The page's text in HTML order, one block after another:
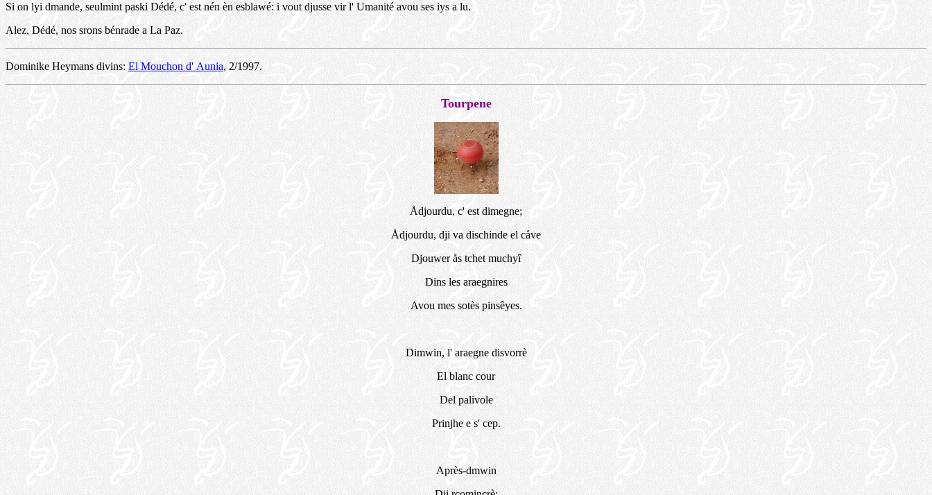
Si on lyi dmande, seulmint paski Dédé, c' est nén èn esblawé: i vout djusse vir l' Umanité avou ses iys a lu.
Alez, Dédé, nos srons bénrade a La Paz.
Dominike Heymans divins:El Mouchon d' Aunia, 2/1997.
Tourpene
Ådjourdu, c' est dimegne;
Ådjourdu, dji va dischinde el cåve
Djouwer ås tchet muchyî
Dins les araegnires
Avou mes sotès pinsêyes.
Dimwin, l' araegne disvorrè
El blanc cour
Del palivole
Prinjhe e s' cep.
Après-dmwin